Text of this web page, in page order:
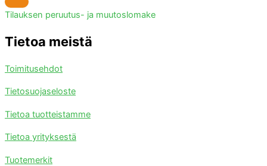
Tilauksen peruutus- ja muutoslomake
Tietoa meistä
Toimitusehdot
Tietosuojaseloste
Tietoa tuotteistamme
Tietoa yrityksestä
Tuotemerkit